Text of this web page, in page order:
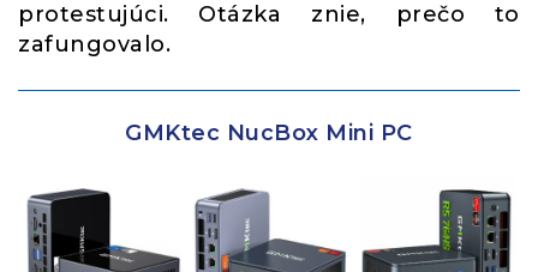
protestujúci. Otázka znie, prečo to
zafungovalo.
GMKtec NucBox Mini PC